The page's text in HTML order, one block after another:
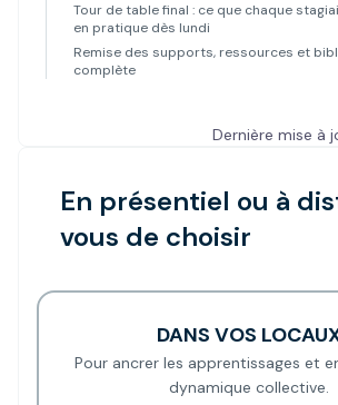
Tour de table final : ce que chaque
en pratique dès lundi
Remise des supports, ressources et
complète
Dernière mise à
En présentiel ou à
vous de choisir
DANS VOS
Pour ancrer les apprentissages et
dynamique collective.